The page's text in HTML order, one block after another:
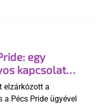
egy
kapcsolat
elzárkózott a
a Pécs Pride ügyével